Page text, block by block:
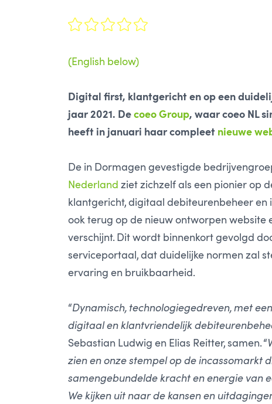
(English below)
Digital first, klantgericht en op een
jaar 2021. Decoeo Group, waar coeo NL
heeft in januari haar compleet nieuwe
De in Dormagen gevestigde
Nederland ziet zichzelf als een pionier op
klantgericht, digitaal debiteurenbeheer en
ook terug op de nieuw ontworpen website
verschijnt. Dit wordt binnenkort gevolgd
serviceportaal, dat duidelijke normen zal
ervaring en bruikbaarheid.
“Dynamisch, technologiegedreven, met
digitaal en klantvriendelijk
Sebastian Ludwig en Elias Reitter, samen. “
zien en onze stempel op de incassomarkt
samengebundelde kracht en energie van
We kijken uit naar de kansen en